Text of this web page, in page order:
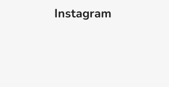
Instagram